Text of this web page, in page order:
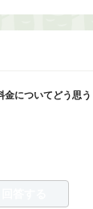
金についてどう思う